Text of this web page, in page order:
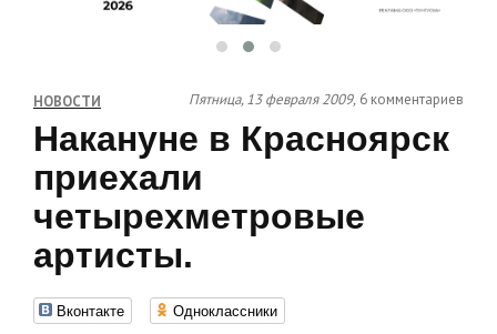
НОВОСТИ Пятница, 13 февраля 2009, 6 комментариев
Накануне в Красноярск
приехали
четырехметровые
артисты.
Вконтакте Одноклассники